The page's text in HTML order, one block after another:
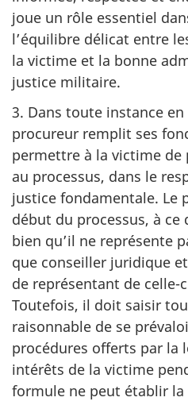
joue un rôle essentiel
l’équilibre délicat entre
la victime et la bonne
justice militaire.
3. Dans toute instance
procureur remplit ses
permettre à la victime
au processus, dans le
justice fondamentale. Le
début du processus, à ce
bien qu’il ne représente
que conseiller juridique
de représentant de celle-
Toutefois, il doit saisir
raisonnable de se
procédures offerts par la
intérêts de la victime
formule ne peut établir la